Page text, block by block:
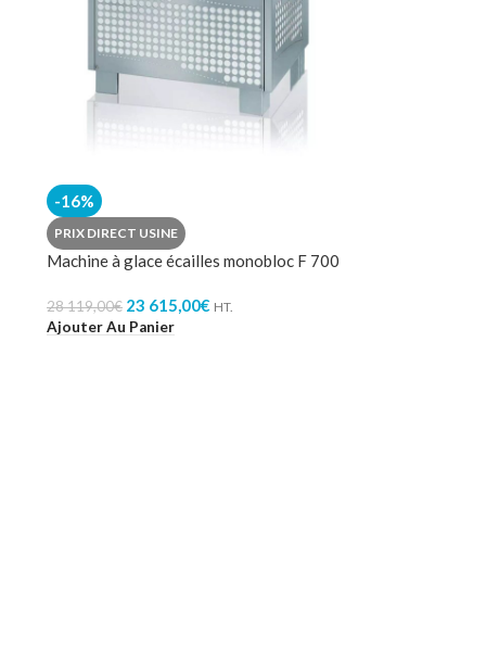
-16%
PRIX DIRECT USINE
Machine à glace écailles monobloc F 700
28 119,00€ 23 615,00€ HT.
Ajouter Au Panier